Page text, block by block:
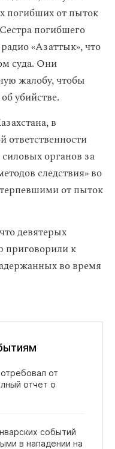
погибших от пыток
погибшего
радио «Азаттык», что
суда. Они
жалобу, чтобы
убийстве.
в
ответственности
органов за
следствия» во
от пыток
девятерых
приговорили к
во время
от
отчет о
событий
в нападении на